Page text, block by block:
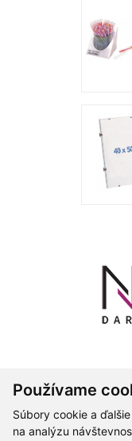
Používame
Súbory cookie a
na analýzu